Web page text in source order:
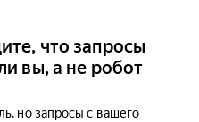
что запросы
вы, а не робот
но запросы с вашего